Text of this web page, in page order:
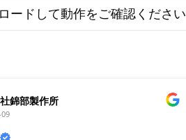
ードして動作をご確認ください
錦部製作所